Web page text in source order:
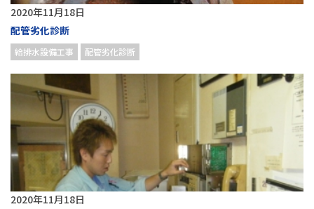
2020年11月18日
配管劣化診断
給排水設備工事 配管劣化診断
2020年11月18日